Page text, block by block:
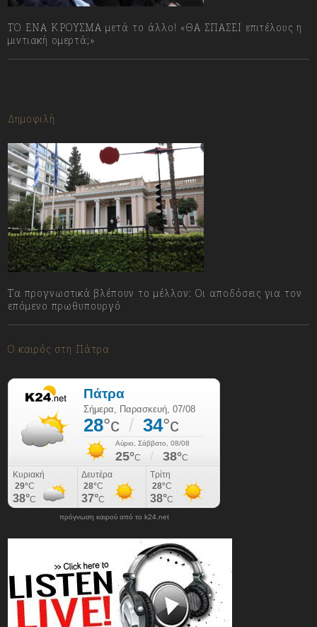
ΤΟ ΕΝΑ ΚΡΟΥΣΜΑ μετά το άλλο! «ΘΑ ΣΠΑΣΕΙ επιτέλους η
μιντιακή ομερτά;»
Δημοφιλή
Τα προγνωστικά βλέπουν το μέλλον: Οι αποδόσεις για τον
επόμενο πρωθυπουργό
Ο καιρός στη Πάτρα
πρόγνωση καιρού από το k24.net